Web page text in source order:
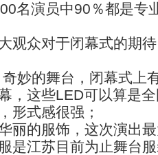
名演员中90％都是专
众对于闭幕式的期待
的舞台，闭幕式上
，这些LED可以算是
形式感很强；
的服饰，这次演出最
是江苏目前为止舞台